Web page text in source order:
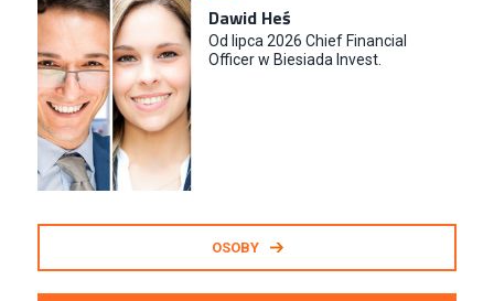
Dawid Heś
Od lipca 2026 Chief Financial
Officer w Biesiada Invest.
OSOBY